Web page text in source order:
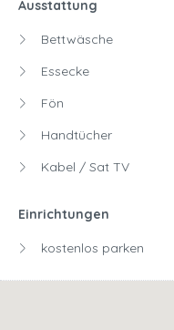
Ausstattung
Bettwäsche
Essecke
Fön
Handtücher
Kabel / Sat TV
Einrichtungen
kostenlos parken